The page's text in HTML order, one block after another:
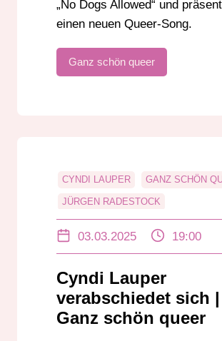
„No Dogs Allowed“ und
einen neuen Queer-Song.
Ganz schön queer
CYNDI LAUPER GANZ SCHÖN
JÜRGEN RADESTOCK
OSCARS 2025
03.03.2025 19:00
Cyndi Lauper
verabschiedet sich |
Ganz schön queer